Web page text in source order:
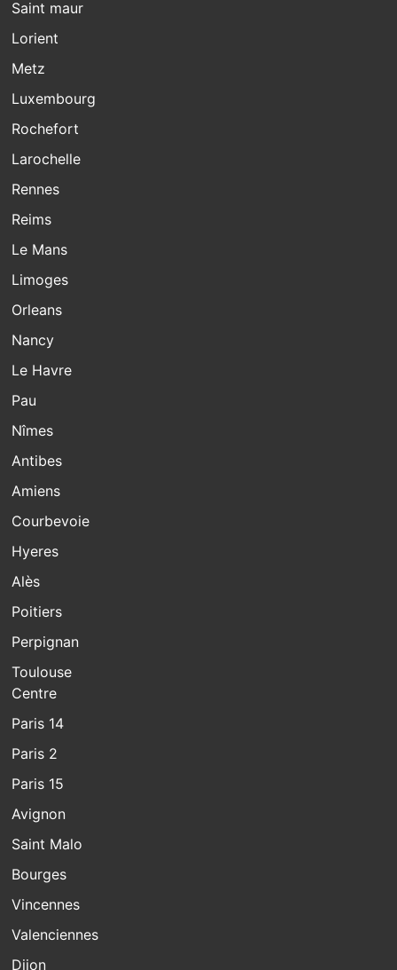
Saint maur
Lorient
Metz
Luxembourg
Rochefort
Larochelle
Rennes
Reims
Le Mans
Limoges
Orleans
Nancy
Le Havre
Pau
Nîmes
Antibes
Amiens
Courbevoie
Hyeres
Alès
Poitiers
Perpignan
Toulouse
Centre
Paris 14
Paris 2
Paris 15
Avignon
Saint Malo
Bourges
Vincennes
Valenciennes
Dijon